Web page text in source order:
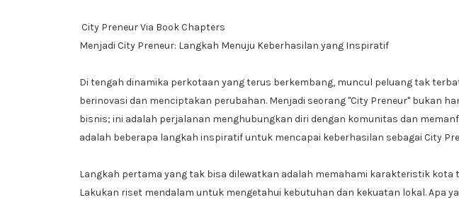
City Preneur Via Book Chapters
Menjadi City Preneur: Langkah Menuju Keberhasilan yang Inspiratif
Di tengah dinamika perkotaan yang terus berkembang, muncul peluang tak
berinovasi dan menciptakan perubahan. Menjadi seorang "City Preneur" bukan
bisnis; ini adalah perjalanan menghubungkan diri dengan komunitas dan
adalah beberapa langkah inspiratif untuk mencapai keberhasilan sebagai City
Langkah pertama yang tak bisa dilewatkan adalah memahami karakteristik kota
Lakukan riset mendalam untuk mengetahui kebutuhan dan kekuatan lokal. Apa